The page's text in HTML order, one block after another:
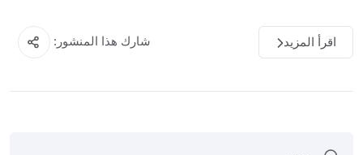
اقرأ المزيد شارك هذا المنشور: